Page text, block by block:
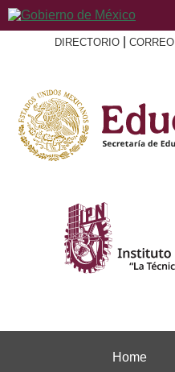
DIRECTORIO CORREO
Home